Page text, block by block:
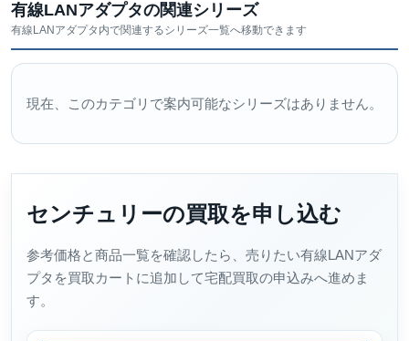
有線LANアダプタの関連シリーズ
有線LANアダプタ内で関連するシリーズ一覧へ移動できます
現在、このカテゴリで案内可能なシリーズはありません。
センチュリーの買取を申し込む
参考価格と商品一覧を確認したら、売りたい有線LANアダ
プタを買取カートに追加して宅配買取の申込みへ進めま
す。